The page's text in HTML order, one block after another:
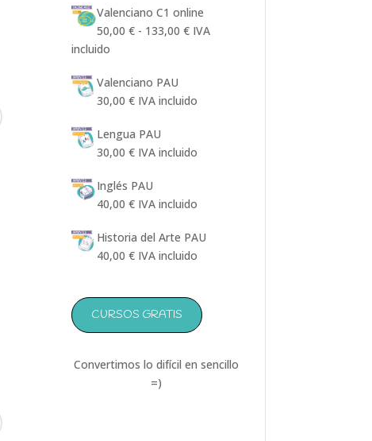
Valenciano C1 online
50,00 € - 133,00 €Rango
50,00 €
IVA
incluido
Valenciano PAU
30,00 € IVA incluido
Lengua PAU
30,00 € IVA incluido
Inglés PAU
40,00 € IVA incluido
Historia del Arte PAU
40,00 € IVA incluido
CURSOS GRATIS
Convertimos lo difícil en sencillo
=)